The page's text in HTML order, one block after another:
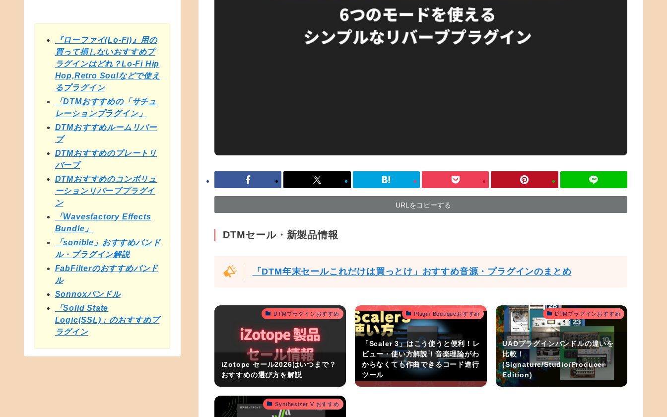
URLをコピーする
DTMセール・新製品情報
「DTM年末セールこれだけは買っとけ」おすすめ音源・プラグインのまとめ
DTMプラグインおすすめ
iZotope セール2026はいつまで？
おすすめの選び方を解説
Plugin Boutiqueおすすめ
「Scaler 3」はこう使うと便利！レ
ビュー・使い方解説！音楽理論がわ
からなくても作曲できるコード進行
ツール
DTMプラグインおすすめ
UADプラグインバンドルの違いを
比較！
(Signature/Studio/Producer
Edition)
Synthesizer V おすすめ
『ローファイ(Lo-Fi)』用の
買って損しないおすすめプ
ラグインはどれ？Lo-Fi Hip
Hop,Retro Soulなどで使え
るプラグイン
「DTMおすすめの「サチュ
レーションプラグイン」
DTMおすすめルームリバー
ブ
DTMおすすめのプレートリ
バーブ
DTMおすすめのコンボリュ
ーションリバーブプラグイ
ン
「Wavesfactory Effects
Bundle」
「sonible」おすすめバンド
ル・プラグイン解説
FabFilterのおすすめバンド
ル
Sonnoxバンドル
「Solid State
Logic(SSL)」のおすすめプ
ラグイン